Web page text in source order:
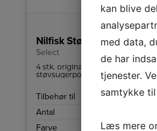
Nilfisk Støvsugerposer
Select
4 stk. originale Nilfisk Select
støvsugerposer.
Tilbehør til
Antal
Farve
kan blive
med data,
de har
tjenester.
samtykke
Læs mere